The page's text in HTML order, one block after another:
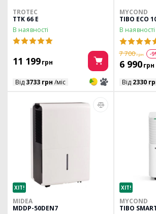
TROTEC
TTK 66 E
В наявності
11 199грн
Від 3733 грн /міс 3 3
MYCOND
TIBO ECO
В наявності
7 700 грн -
6 990грн
Від 2330
ХІТ!
MIDEA
MDDP-50DEN7
ХІТ!
MYCOND
TIBO